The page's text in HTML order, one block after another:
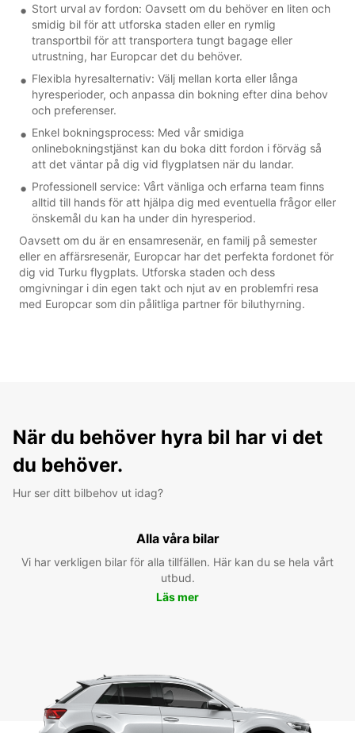
Stort urval av fordon: Oavsett om du behöver en liten och
smidig bil för att utforska staden eller en rymlig
transportbil för att transportera tungt bagage eller
utrustning, har Europcar det du behöver.
Flexibla hyresalternativ: Välj mellan korta eller långa
hyresperioder, och anpassa din bokning efter dina behov
och preferenser.
Enkel bokningsprocess: Med vår smidiga
onlinebokningstjänst kan du boka ditt fordon i förväg så
att det väntar på dig vid flygplatsen när du landar.
Professionell service: Vårt vänliga och erfarna team finns
alltid till hands för att hjälpa dig med eventuella frågor eller
önskemål du kan ha under din hyresperiod.
Oavsett om du är en ensamresenär, en familj på semester
eller en affärsresenär, Europcar har det perfekta fordonet för
dig vid Turku flygplats. Utforska staden och dess
omgivningar i din egen takt och njut av en problemfri resa
med Europcar som din pålitliga partner för biluthyrning.
När du behöver hyra bil har vi det
du behöver.
Hur ser ditt bilbehov ut idag?
Alla våra bilar
Vi har verkligen bilar för alla tillfällen. Här kan du se hela vårt
utbud.
Läs mer